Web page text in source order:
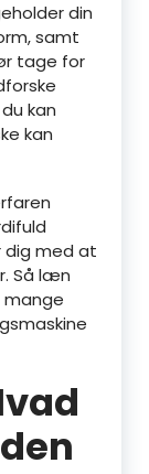
din
samt
tage for
kan
kan
dig med at
Så læn
mange